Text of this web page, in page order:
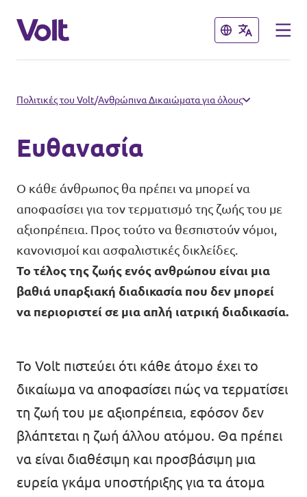
Κλείσιμο
Επιλέξτε γλώσσα
Δείτε επίσης:
Ηλεκτρονικό Κατάστημα Volt
Κλείσιμο
Σχετικά με το Volt
Άνθρωποι
Ειδήσεις
Οικονομικά
Γίνε μέλος
Πολιτικές του Volt/Ανθρώπινα Δικαιώματα για όλους
Ευθανασία
Ο κάθε άνθρωπος θα πρέπει να μπορεί να
αποφασίσει για τον τερματισμό της ζωής του με
αξιοπρέπεια. Προς τούτο να θεσπιστούν νόμοι,
κανονισμοί και ασφαλιστικές δικλείδες.
Το τέλος της ζωής ενός ανθρώπου είναι μια
βαθιά υπαρξιακή διαδικασία που δεν μπορεί
να περιοριστεί σε μια απλή ιατρική διαδικασία.
Το Volt πιστεύει ότι κάθε άτομο έχει το
δικαίωμα να αποφασίσει πώς να τερματίσει
τη ζωή του με αξιοπρέπεια, εφόσον δεν
βλάπτεται η ζωή άλλου ατόμου. Θα πρέπει
να είναι διαθέσιμη και προσβάσιμη μια
ευρεία γκάμα υποστήριξης για τα άτομα